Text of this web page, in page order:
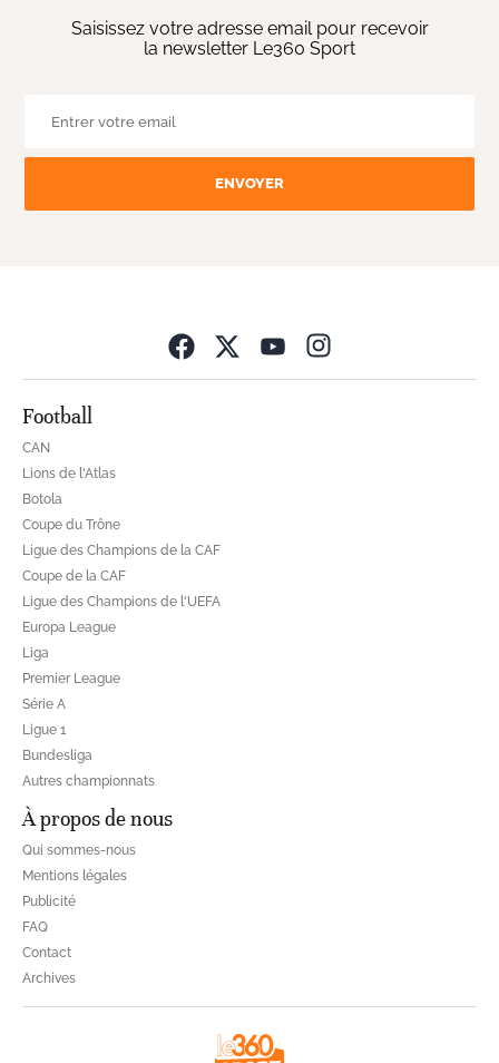
Saisissez votre adresse email pour recevoir
la newsletter Le360 Sport
ENVOYER
Football
CAN
Lions de l'Atlas
Botola
Coupe du Trône
Ligue des Champions de la CAF
Coupe de la CAF
Ligue des Champions de l'UEFA
Europa League
Liga
Premier League
Série A
Ligue 1
Bundesliga
Autres championnats
À propos de nous
Qui sommes-nous
Mentions légales
Publicité
FAQ
Contact
Archives